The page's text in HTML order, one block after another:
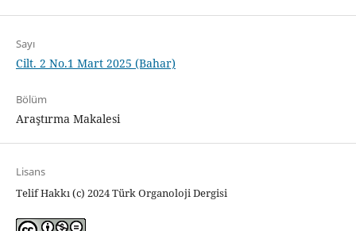
Sayı
Cilt. 2 No.1 Mart 2025 (Bahar)
Bölüm
Araştırma Makalesi
Lisans
Telif Hakkı (c) 2024 Türk Organoloji Dergisi